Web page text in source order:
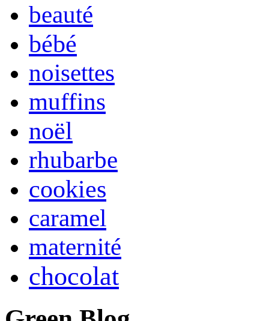
beauté
bébé
noisettes
muffins
noël
rhubarbe
cookies
caramel
maternité
chocolat